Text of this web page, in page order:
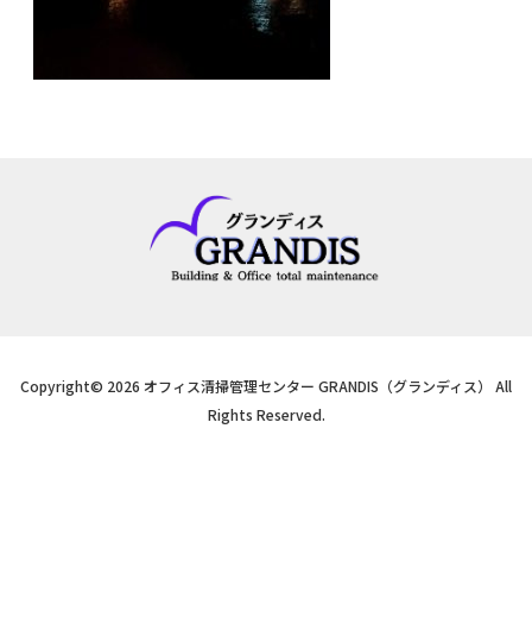
Copyright© 2026 オフィス清掃管理センター GRANDIS（グランディス） All
Rights Reserved.